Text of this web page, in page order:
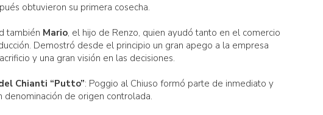
obtuvieron su primera cosecha.
también Mario, el hijo de Renzo, quien ayudó tanto en el comercio
Demostró desde el principio un gran apego a la empresa
y una gran visión en las decisiones.
Chianti “Putto”: Poggio al Chiuso formó parte de inmediato y
denominación de origen controlada.